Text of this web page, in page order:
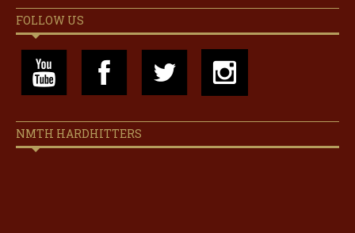
FOLLOW US
NMTH HARDHITTERS